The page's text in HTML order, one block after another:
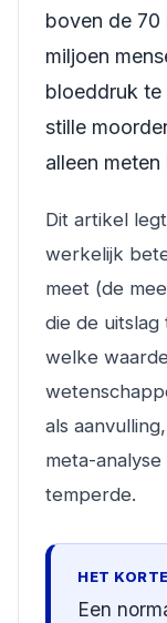
boven de 70
miljoen
bloeddruk
stille
alleen meten
Dit artikel
werkelijk
meet (de
die de
welke
als
meta-
temperde.
HET
Een